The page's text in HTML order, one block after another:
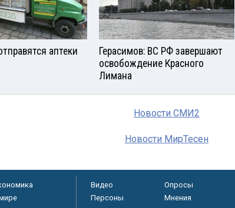
аптеки
Герасимов: ВС РФ завершают
освобождение Красного
Лимана
Новости СМИ2
Новости МирТесен
Видео Опросы
Персоны
Мнения